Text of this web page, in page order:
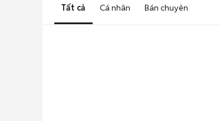
Tất cả Cá nhân Bán chuyên